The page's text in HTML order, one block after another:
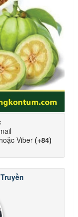
hoặc Viber (+84)